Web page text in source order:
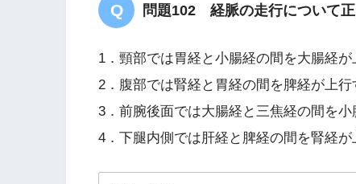
問題102 経脈の走行について正
1．頸部では胃経と小腸経の間を大腸経が
2．腹部では腎経と胃経の間を脾経が上行
3．前腕後面では大腸経と三焦経の間を小
4．下腿内側では肝経と脾経の間を腎経が